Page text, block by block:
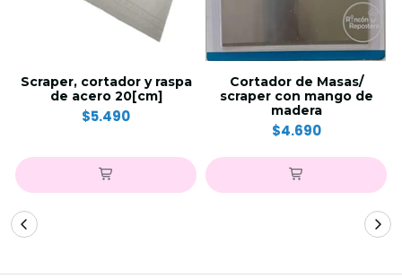
Scraper, cortador y raspa
de acero 20[cm]
$5.490
Cortador de Masas/
scraper con mango de
madera
$4.690